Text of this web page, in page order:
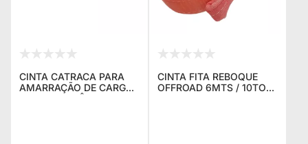
CINTA CATRACA PARA
AMARRAÇÃO DE CARGA,
CINTA FITA REBOQUE
OFFROAD 6MTS / 10TON